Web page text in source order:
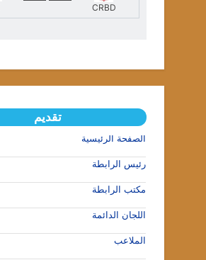
CRBD
تقديم
الصفحة الرئيسية
رئيس الرابطة
مكتب الرابطة
اللجان الدائمة
الملاعب